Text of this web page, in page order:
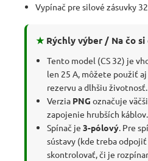
Vypínač pre silové zásuvky 32
★Rýchly výber / Na čo
Tento model (CS 32) je
len 25 A, môžete použiť
rezervu a dlhšiu životnosť.
Verzia PNG označuje
zapojenie hrubších káblov.
Spínač je 3-pólový . Pre
sústavy (kde treba
skontrolovať, či je